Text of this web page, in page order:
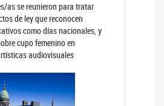
as se reunieron para tratar
de ley que reconocen
como días nacionales, y
cupo femenino en
audiovisuales